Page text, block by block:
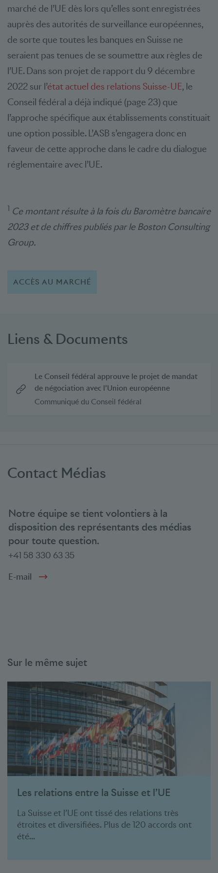
marché de l’UE dès lors qu’elles sont enregistrées
auprès des autorités de surveillance européennes,
de sorte que toutes les banques en Suisse ne
seraient pas tenues de se soumettre aux règles de
l’UE. Dans son projet de rapport du 9 décembre
2022 sur l’état actuel des relations Suisse-UE, le
Conseil fédéral a déjà indiqué (page 23) que
l’approche spécifique aux établissements constituait
une option possible. L’ASB s’engagera donc en
faveur de cette approche dans le cadre du dialogue
réglementaire avec l’UE.
1 Ce montant résulte à la fois du Baromètre bancaire
2023 et de chiffres publiés par le Boston Consulting
Group.
ACCÈS AU MARCHÉ
Liens & Documents
Le Conseil fédéral approuve le projet de mandat
de négociation avec l’Union européenne
Communiqué du Conseil fédéral
Contact Médias
Notre équipe se tient volontiers à la
disposition des représentants des médias
pour toute question.
+41 58 330 63 35
E-mail
Sur le même sujet
Les relations entre la Suisse et l’UE
La Suisse et l’UE ont tissé des relations très
étroites et diversifiées. Plus de 120 accords ont
été...